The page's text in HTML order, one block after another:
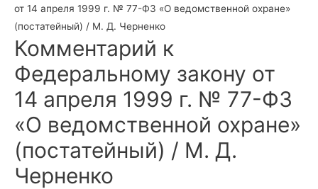
от 14 апреля 1999 г. № 77-ФЗ «О ведомственной охране»
(постатейный) / М. Д. Черненко
Комментарий к
Федеральному закону от
14 апреля 1999 г. № 77-ФЗ
«О ведомственной охране»
(постатейный) / М. Д.
Черненко